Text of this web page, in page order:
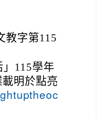
教字第115
115學年
明於點亮